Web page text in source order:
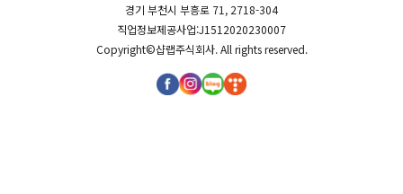
경기 부천시 부흥로 71, 2718-304
직업정보제공사업:J1512020230007
Copyright©샵랩주식회사. All rights reserved.